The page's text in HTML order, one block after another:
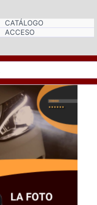
CATÁLOGO
ACCESO